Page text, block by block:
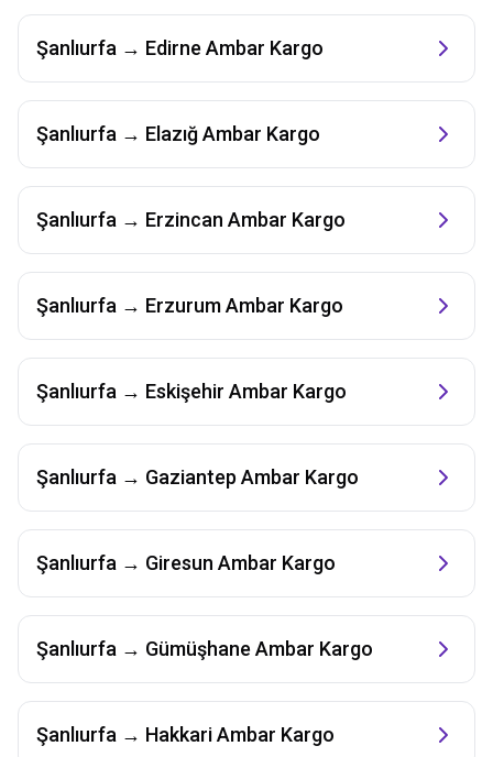
Şanlıurfa → Edirne Ambar Kargo
Şanlıurfa → ElazığAmbar Kargo
Şanlıurfa → Erzincan Ambar Kargo
Şanlıurfa → ErzurumAmbar Kargo
Şanlıurfa → Eskişehir Ambar Kargo
Şanlıurfa → Gaziantep Ambar Kargo
Şanlıurfa → Giresun Ambar Kargo
Şanlıurfa → Gümüşhane Ambar Kargo
Şanlıurfa → HakkariAmbar Kargo